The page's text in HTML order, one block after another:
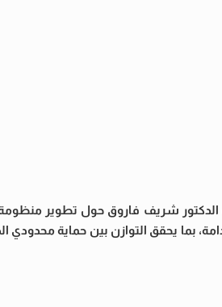
شريف فاروق حول تطوير
بما يحقق التوازن بين حماية محدودي